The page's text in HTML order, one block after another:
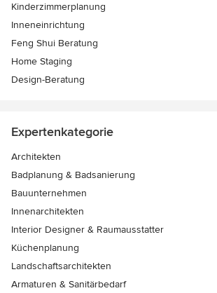
Kinderzimmerplanung
Inneneinrichtung
Feng Shui Beratung
Home Staging
Design-Beratung
Expertenkategorie
Architekten
Badplanung & Badsanierung
Bauunternehmen
Innenarchitekten
Interior Designer & Raumausstatter
Küchenplanung
Landschaftsarchitekten
Armaturen & Sanitärbedarf